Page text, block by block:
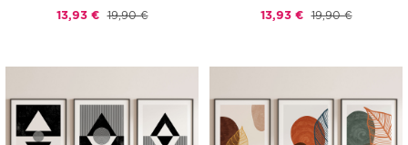
13,93 € 19,90 € 13,93 € 19,90 €